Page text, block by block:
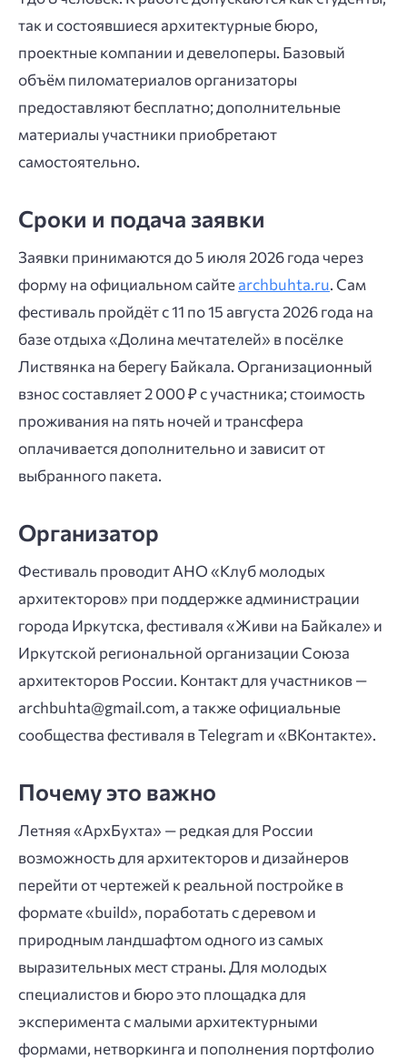
так и состоявшиеся архитектурные бюро,
проектные компании и девелоперы. Базовый
объём пиломатериалов организаторы
предоставляют бесплатно; дополнительные
материалы участники приобретают
самостоятельно.
Сроки и подача заявки
Заявки принимаются до 5 июля 2026 года через
форму на официальном сайтеarchbuhta.ru. Сам
фестиваль пройдёт с 11 по 15 августа 2026 года на
базе отдыха «Долина мечтателей» в посёлке
Листвянка на берегу Байкала. Организационный
взнос составляет 2 000 ₽ с участника; стоимость
проживания на пять ночей и трансфера
оплачивается дополнительно и зависит от
выбранного пакета.
Организатор
Фестиваль проводит АНО «Клуб молодых
архитекторов» при поддержке администрации
города Иркутска, фестиваля «Живи на Байкале» и
Иркутской региональной организации Союза
архитекторов России. Контакт для участников —
archbuhta@gmail.com, а также официальные
сообщества фестиваля в Telegram и «ВКонтакте».
Почему это важно
Летняя «АрхБухта» — редкая для России
возможность для архитекторов и дизайнеров
перейти от чертежей к реальной постройке в
формате «build», поработать с деревом и
природным ландшафтом одного из самых
выразительных мест страны. Для молодых
специалистов и бюро это площадка для
эксперимента с малыми архитектурными
формами, нетворкинга и пополнения портфолио